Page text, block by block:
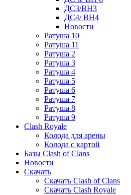
ДС3/BH3
ДС4/ BH4
Новости
Ратуша 10
Ратуша 11
Ратуша 2
Ратуша 3
Ратуша 4
Ратуша 5
Ратуша 6
Ратуша 7
Ратуша 8
Ратуша 9
Clash Royale
Колода для арены
Колода с картой
Базы Clash of Clans
Новости
Скачать
Скачать Clash of Clans
Скачать Clash Royale